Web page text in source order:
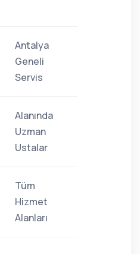
Antalya
Geneli
Servis
Alanında
Uzman
Ustalar
Tüm
Hizmet
Alanları